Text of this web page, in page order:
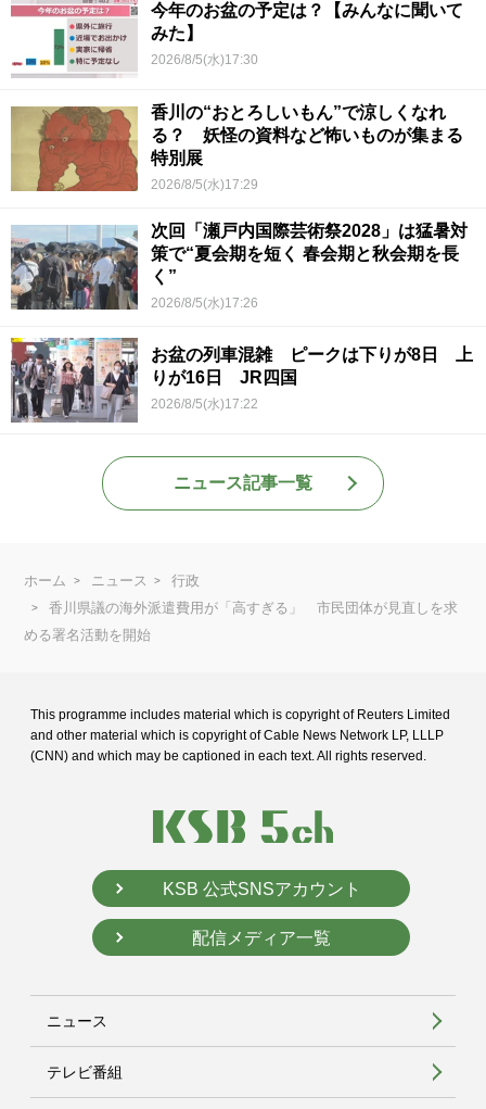
今年のお盆の予定は？【みんなに聞いて
みた】
2026/8/5(水)17:30
香川の“おとろしいもん”で涼しくなれ
る？ 妖怪の資料など怖いものが集まる
特別展
2026/8/5(水)17:29
次回「瀬戸内国際芸術祭2028」は猛暑対
策で“夏会期を短く 春会期と秋会期を長
く”
2026/8/5(水)17:26
お盆の列車混雑 ピークは下りが8日 上
りが16日 JR四国
2026/8/5(水)17:22
ニュース記事一覧
ホーム ニュース
行政
香川県議の海外派遣費用が「高すぎる」 市民団体が見直しを求
める署名活動を開始
This programme includes material which is copyright of Reuters Limited
and other material which is copyright of Cable News Network LP, LLLP
(CNN) and which may be captioned in each text. All rights reserved.
KSB 公式SNSアカウント
配信メディア一覧
ニュース
テレビ番組